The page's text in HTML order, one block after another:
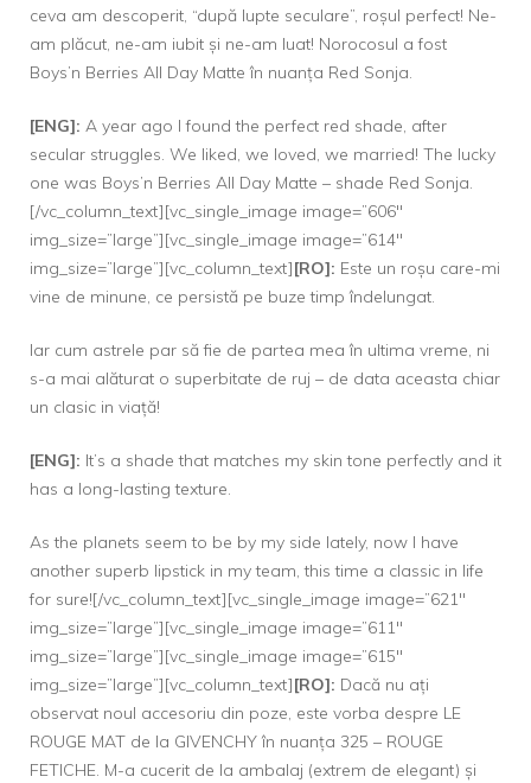
ceva am descoperit, “după lupte seculare”, roșul perfect! Ne-
am plăcut, ne-am iubit și ne-am luat! Norocosul a fost
Boys’n Berries All Day Matte în nuanța Red Sonja.
[ENG]: A year ago I found the perfect red shade, after
secular struggles. We liked, we loved, we married! The lucky
one was Boys’n Berries All Day Matte – shade Red Sonja.
[/vc_column_text][vc_single_image image=”606″
img_size=”large”][vc_single_image image=”614″
img_size=”large”][vc_column_text][RO]: Este un roșu care-mi
vine de minune, ce persistă pe buze timp îndelungat.
Iar cum astrele par să fie de partea mea în ultima vreme, ni
s-a mai alăturat o superbitate de ruj – de data aceasta chiar
un clasic in viață!
[ENG]: It’s a shade that matches my skin tone perfectly and it
has a long-lasting texture.
As the planets seem to be by my side lately, now I have
another superb lipstick in my team, this time a classic in life
for sure![/vc_column_text][vc_single_image image=”621″
img_size=”large”][vc_single_image image=”611″
img_size=”large”][vc_single_image image=”615″
img_size=”large”][vc_column_text][RO]: Dacă nu ați
observat noul accesoriu din poze, este vorba despre LE
ROUGE MAT de la GIVENCHYîn nuanța 325 – ROUGE
FETICHE. M-a cucerit de la ambalaj (extrem de elegant) și